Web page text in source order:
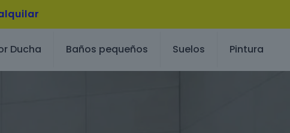
Ducha Baños pequeños Suelos Pintura